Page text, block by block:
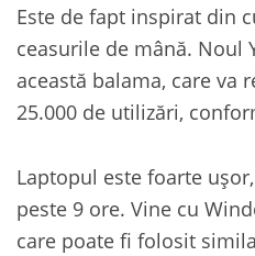
Este de fapt inspirat din
ceasurile de mână. Noul
această balama, care va
25.000 de utilizări,
Laptopul este foarte
peste 9 ore. Vine cu
care poate fi folosit